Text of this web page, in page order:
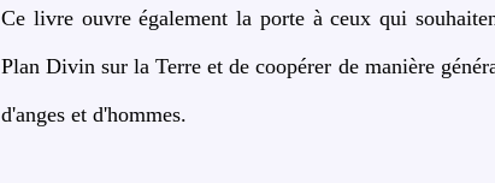
Ce livre ouvre également la porte à ceux qui
Plan Divin sur la Terre et de coopérer de manière
d'anges et d'hommes.